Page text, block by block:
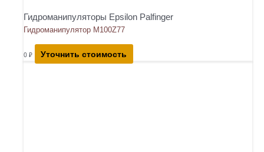
Гидроманипуляторы Epsilon Palfinger
Гидроманипулятор M100Z77
0 ₽ Уточнить стоимость